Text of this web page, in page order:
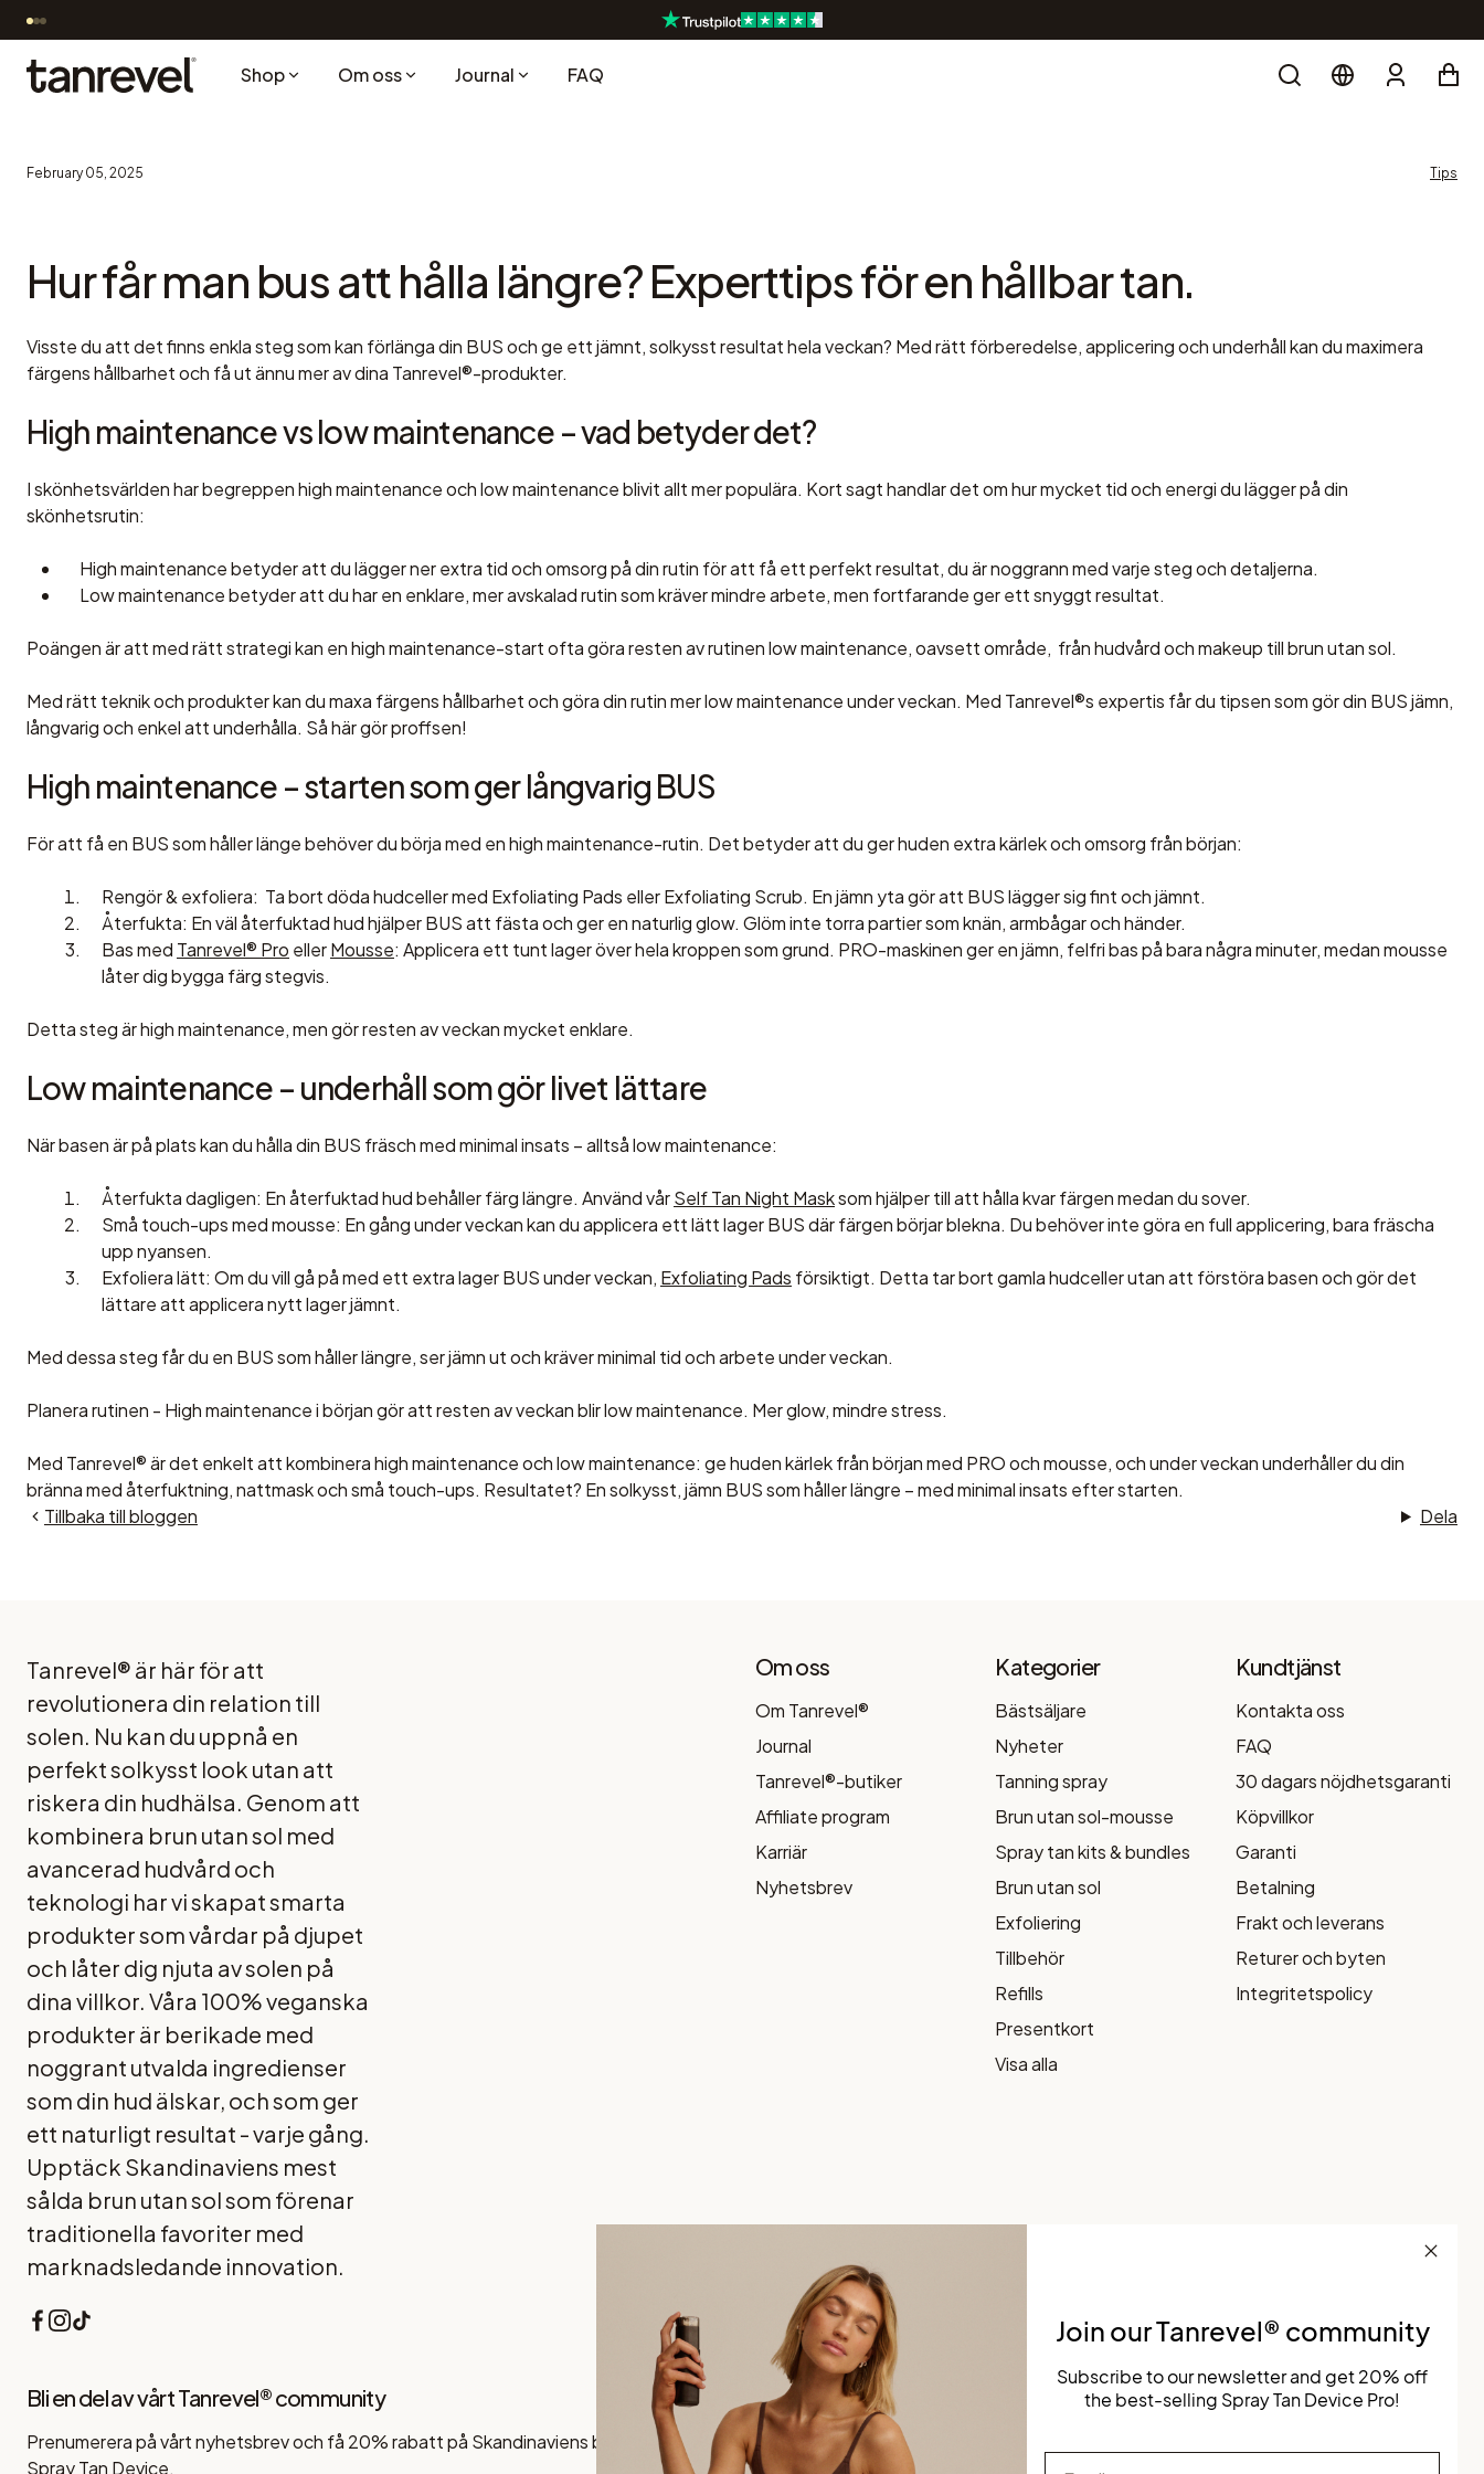
Tanrevel® Shop Om oss Journal FAQ Search Account
February 05, 2025 Tips
Hur får man bus att hålla längre? Experttips för en hållbar tan.
Visste du att det finns enkla steg som kan förlänga din BUS och ge ett jämnt, solkysst resultat hela veckan? Med rätt förberedelse, applicering och underhåll kan du maximera
färgens hållbarhet och få ut ännu mer av dina Tanrevel®-produkter.
High maintenance vs low maintenance – vad betyder det?
I skönhetsvärlden har begreppen high maintenance och low maintenance blivit allt mer populära. Kort sagt handlar det om hur mycket tid och energi du lägger på din
skönhetsrutin:
High maintenancebetyder att du lägger ner extra tid och omsorg på din rutin för att få ett perfekt resultat, du är noggrann med varje steg och detaljerna.
Low maintenancebetyder att du har en enklare, mer avskalad rutin som kräver mindre arbete, men fortfarande ger ett snyggt resultat.
Poängen är att med rätt strategi kan en high maintenance-start ofta göra resten av rutinen low maintenance, oavsett område, från hudvård och makeup till brun utan sol.
Med rätt teknik och produkter kan dumaxa färgens hållbarhetoch göra din rutin mer low maintenance under veckan. Med Tanrevel®s expertis får du tipsen som gör din BUS jämn,
långvarig och enkel att underhålla. Så här gör proffsen!
High maintenance – starten som ger långvarig BUS
För att få en BUS som håller länge behöver du börja med enhigh maintenance-rutin. Det betyder att du ger huden extra kärlek och omsorg från början:
Rengör & exfoliera: Ta bort döda hudceller med Exfoliating Pads ellerExfoliating Scrub. En jämn yta gör att BUS lägger sig fint och jämnt.
Återfukta: En väl återfuktad hud hjälper BUS att fästa och ger en naturlig glow. Glöm inte torra partier som knän, armbågar och händer.
Bas med Tanrevel® Pro ellerMousse: Applicera ett tunt lager över hela kroppen som grund. PRO-maskinen ger en jämn, felfri bas på bara några minuter, medan mousse
låter dig bygga färg stegvis.
Detta steg är high maintenance, men gör resten av veckanmycket enklare.
Low maintenance – underhåll som gör livet lättare
När basen är på plats kan du hålla din BUS fräsch med minimal insats – alltså low maintenance:
Återfukta dagligen: En återfuktad hud behåller färg längre. Använd vårSelf Tan Night Masksom hjälper till att hålla kvar färgen medan du sover.
Små touch-ups med mousse: En gång under veckan kan du applicera ett lätt lager BUS där färgen börjar blekna. Du behöver inte göra en full applicering, bara fräscha
upp nyansen.
Exfoliera lätt: Om du vill gå på med ett extra lager BUS under veckan, Exfoliating Pads försiktigt. Detta tar bort gamla hudceller utan att förstöra basen och gör det
lättare att applicera nytt lager jämnt.
Med dessa steg får du en BUS somhåller längre, ser jämn ut och kräver minimal tid och arbete under veckan.
Planera rutinen - High maintenance i början gör att resten av veckan blir low maintenance. Mer glow, mindre stress.
Med Tanrevel® är det enkelt att kombinera high maintenance och low maintenance: ge huden kärlek från början med PRO och mousse, och under veckan underhåller du din
bränna med återfuktning, nattmask och små touch-ups. Resultatet? En solkysst, jämn BUS som håller längre – med minimal insats efter starten.
Tillbaka till bloggen
Dela
Tanrevel® är här för att
revolutionera din relation till
solen. Nu kan du uppnå en
perfekt solkysst look utan att
riskera din hudhälsa. Genom att
kombinera brun utan sol med
avancerad hudvård och
teknologi har vi skapat smarta
produkter som vårdar på djupet
och låter dig njuta av solen på
dina villkor. Våra 100% veganska
produkter är berikade med
noggrant utvalda ingredienser
som din hud älskar, och som ger
ett naturligt resultat - varje gång.
Upptäck Skandinaviens mest
sålda brun utan sol som förenar
traditionella favoriter med
marknadsledande innovation.
Om oss
Om Tanrevel®
Journal
Tanrevel®-butiker
Affiliate program
Karriär
Nyhetsbrev
Kategorier
Bästsäljare
Nyheter
Tanning spray
Brun utan sol-mousse
Spray tan kits & bundles
Brun utan sol
Exfoliering
Tillbehör
Refills
Presentkort
Visa alla
Kundtjänst
Kontakta oss
FAQ
30 dagars nöjdhetsgaranti
Köpvillkor
Garanti
Betalning
Frakt och leverans
Returer och byten
Integritetspolicy
Bli en del av vårt Tanrevel® community
Prenumerera på vårt nyhetsbrev och få 20% rabatt på Skandinaviens bästsäljande
Spray Tan Device.
Join our Tanrevel® community
Subscribe to our newsletter and get 20% off
the best-selling Spray Tan Device Pro!